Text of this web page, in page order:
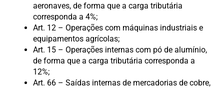
aeronaves, de forma que a carga tributária
corresponda a 4%;
Art. 12 – Operações com máquinas industriais e
equipamentos agrícolas;
Art. 15 – Operações internas com pó de alumínio,
de forma que a carga tributária corresponda a
12%;
Art. 66 – Saídas internas de mercadorias de cobre,